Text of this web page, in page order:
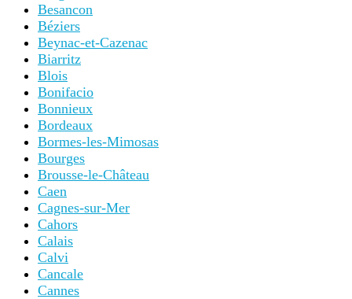
Besancon
Béziers
Beynac-et-Cazenac
Biarritz
Blois
Bonifacio
Bonnieux
Bordeaux
Bormes-les-Mimosas
Bourges
Brousse-le-Château
Caen
Cagnes-sur-Mer
Cahors
Calais
Calvi
Cancale
Cannes